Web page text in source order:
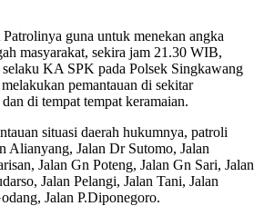
guna untuk menekan angka
masyarakat, sekira jam 21.30 WIB,
KA SPK pada Polsek Singkawang
pemantauan di sekitar
di tempat tempat keramaian.
situasi daerah hukumnya, patroli
Alianyang, Jalan Dr Sutomo, Jalan
Jalan Gn Poteng, Jalan Gn Sari, Jalan
Jalan Pelangi, Jalan Tani, Jalan
Jalan P.Diponegoro.